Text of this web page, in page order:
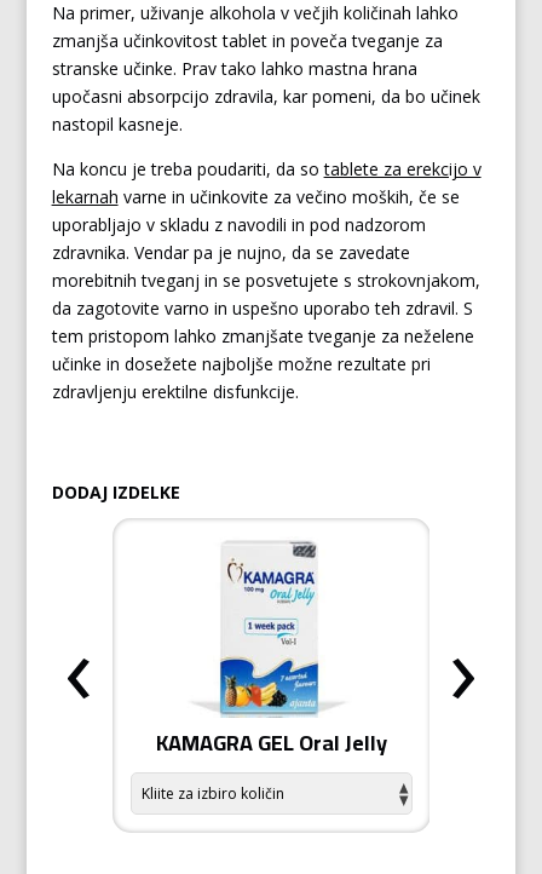
Na primer, uživanje alkohola v večjih količinah lahko
zmanjša učinkovitost tablet in poveča tveganje za
stranske učinke. Prav tako lahko mastna hrana
upočasni absorpcijo zdravila, kar pomeni, da bo učinek
nastopil kasneje.
Na koncu je treba poudariti, da sotablete za erekcijo v
lekarnah varne in učinkovite za večino moških, če se
uporabljajo v skladu z navodili in pod nadzorom
zdravnika. Vendar pa je nujno, da se zavedate
morebitnih tveganj in se posvetujete s strokovnjakom,
da zagotovite varno in uspešno uporabo teh zdravil. S
tem pristopom lahko zmanjšate tveganje za neželene
učinke in dosežete najboljše možne rezultate pri
zdravljenju erektilne disfunkcije.
DODAJ IZDELKE
KAMAGRA GEL Oral Jelly
‹ ›